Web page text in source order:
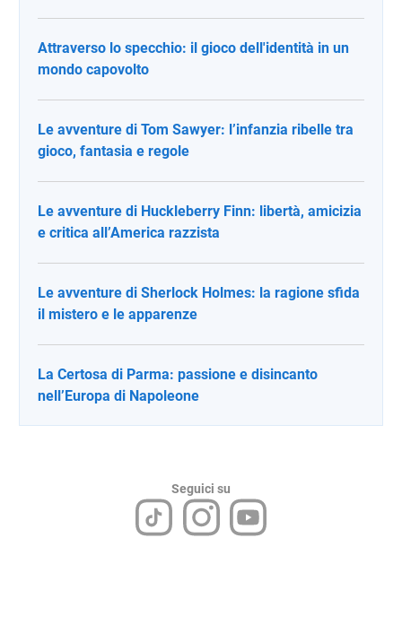
Attraverso lo specchio: il gioco dell'identità in un
mondo capovolto
Le avventure di Tom Sawyer: l’infanzia ribelle tra
gioco, fantasia e regole
Le avventure di Huckleberry Finn: libertà, amicizia
e critica all’America razzista
Le avventure di Sherlock Holmes: la ragione sfida
il mistero e le apparenze
La Certosa di Parma: passione e disincanto
nell’Europa di Napoleone
Seguici su